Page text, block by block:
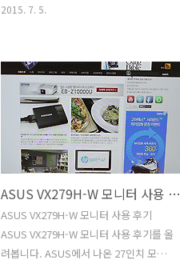
이 모두 되는 제품으로 특이한 장점이 있
는 모니터 였습니다. 조금 급하게 삼성 모
니터 S23C45K 후기를 준비했지만 시야
각 테스트나 전력소모량 등 중요한 부분
은 테스트를 했습니다. 좀 작은 화면을 가
지면서도 사무용으로 사용하기 적당한 모
니터로 괜찮지 않은가 라고 생각을 해봤
습니다. 아직까지는 사무용 모니터로는
24인치대도 많이 사용을 하니까요. 시야
각은 사무용으로 쓰기에는 괜찮은 정도
였습니다. 다만 아래에서 위로 보는 시야
2015. 7. 5.
ASUS VX279H-W 모니터 사용 후기
ASUS VX279H-W 모니터 사용 후기
ASUS VX279H-W 모니터 사용 후기를 올
려봅니다. ASUS에서 나온 27인치 모니